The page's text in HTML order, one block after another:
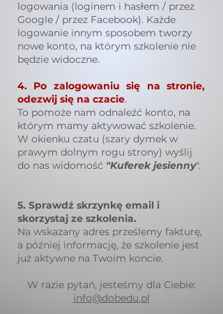
logowania (loginem i hasłem / przez
Google / przez Facebook). Każde
logowanie innym sposobem tworzy
nowe konto, na którym szkolenie nie
będzie widoczne.​​
4. Po zalogowaniu się na stronie,
odezwij się na czacie.
To pomoże nam odnaleźć konto, na
którym mamy aktywować szkolenie.
W okienku czatu (szary dymek w
prawym dolnym rogu strony) wyślij
do nas widomość "Kuferek jesienny".
5. Sprawdź skrzynkę email i
skorzystaj ze szkolenia.
Na wskazany adres prześlemy fakturę,
a później informację, że szkolenie jest
już aktywne na Twoim koncie.
W razie pytań, jesteśmy dla Ciebie:
info@dobedu.pl